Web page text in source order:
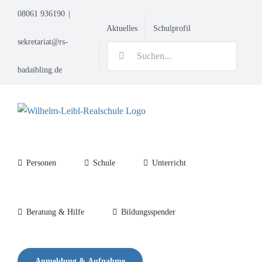
springen
08061 936190
sekretariat@rs-
badaibling.de
Aktuelles Schulprofil
Personen Schule Unterricht
Beratung & Hilfe Bildungsspender